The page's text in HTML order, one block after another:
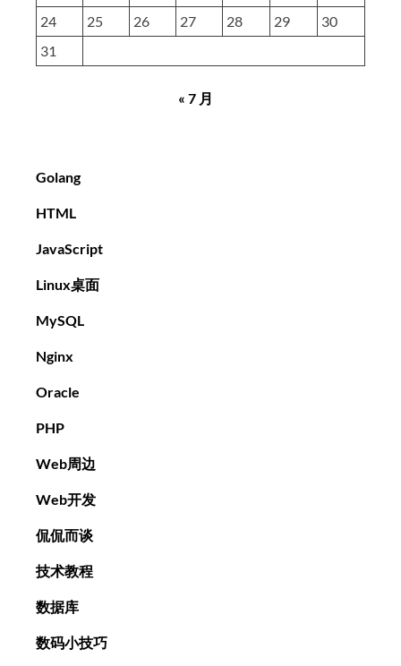
24
25 26 27 28 29
30
31
« 7 月
Golang
HTML
JavaScript
Linux桌面
MySQL
Nginx
Oracle
PHP
Web周边
Web开发
侃侃而谈
技术教程
数据库
数码小技巧